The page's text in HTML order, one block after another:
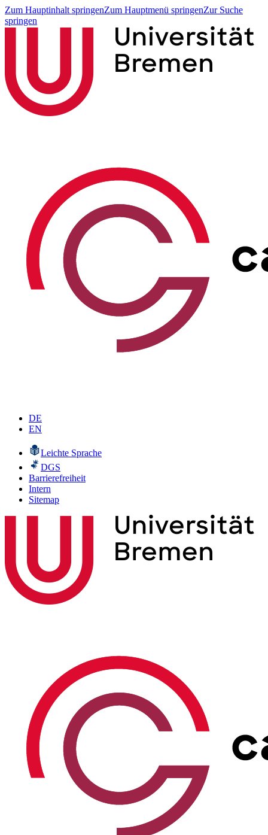
Zum Hauptinhalt springenZum Hauptmenü springenZur Suche
springen
DE
EN
Leichte Sprache
DGS
Barrierefreiheit
Intern
Sitemap